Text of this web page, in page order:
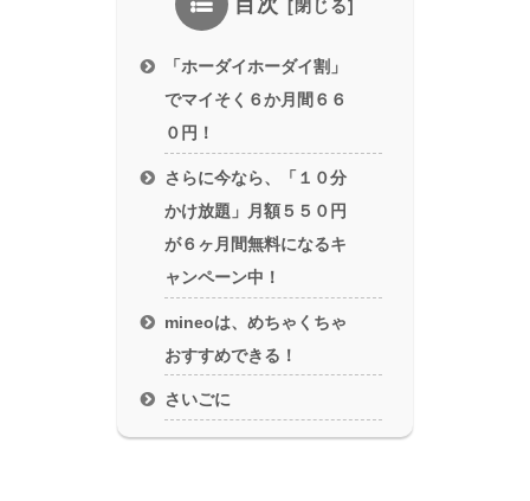
「ホーダイホーダイ割」
でマイそく６か月間６６
０円！
さらに今なら、「１０分
かけ放題」月額５５０円
が６ヶ月間無料になるキ
ャンペーン中！
mineoは、めちゃくちゃ
おすすめできる！
さいごに